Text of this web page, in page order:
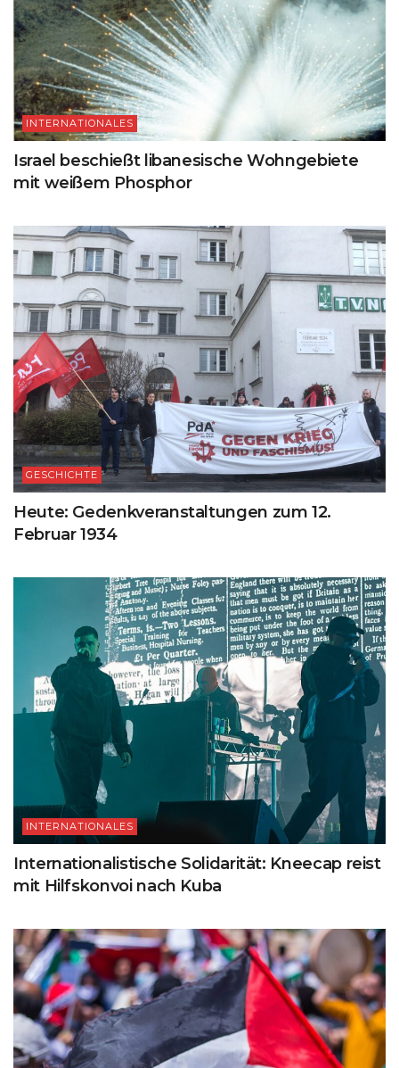
INTERNATIONALES
Israel beschießt libanesische Wohngebiete
mit weißem Phosphor
GESCHICHTE
Heute: Gedenkveranstaltungen zum 12.
Februar 1934
INTERNATIONALES
Internationalistische Solidarität: Kneecap reist
mit Hilfskonvoi nach Kuba